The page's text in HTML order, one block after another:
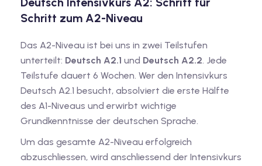
Schritt zum A2-Niveau
Das A2-Niveau ist bei uns in zwei Teilstufen
unterteilt: Deutsch A2.1 und Deutsch A2.2. Jede
Teilstufe dauert 6 Wochen. Wer den Intensivkurs
Deutsch A2.1 besucht, absolviert die erste Hälfte
des A1-Niveaus und erwirbt wichtige
Grundkenntnisse der deutschen Sprache.
Um das gesamte A2-Niveau erfolgreich
abzuschliessen, wird anschliessend der Intensivkurs